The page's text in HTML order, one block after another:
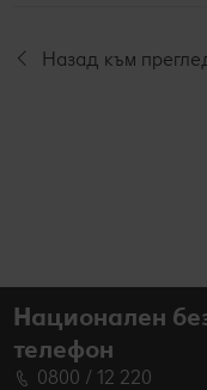
Назад към
Национален
телефон
0800 / 12 220